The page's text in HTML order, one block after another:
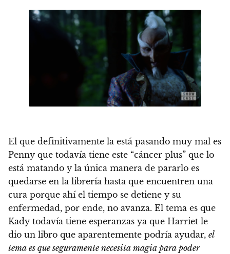
El que definitivamente la está pasando muy mal es
Penny que todavía tiene este “cáncer plus” que lo
está matando y la única manera de pararlo es
quedarse en la librería hasta que encuentren una
cura porque ahí el tiempo se detiene y su
enfermedad, por ende, no avanza. El tema es que
Kady todavía tiene esperanzas ya que Harriet le
dio un libro que aparentemente podría ayudar, el
tema es que seguramente necesita magia para poder